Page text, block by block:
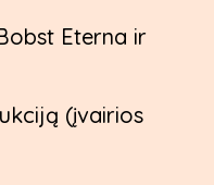
Eterna ir
(įvairios